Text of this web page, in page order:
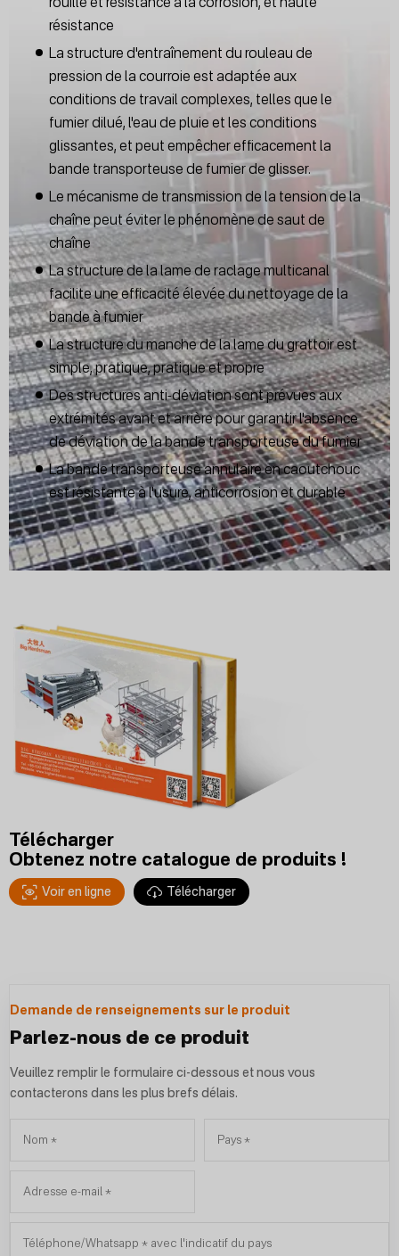
résistance
La structure d'entraînement du rouleau de
pression de la courroie est adaptée aux
conditions de travail complexes, telles que le
fumier dilué, l'eau de pluie et les conditions
glissantes, et peut empêcher efficacement la
bande transporteuse de fumier de glisser.
Le mécanisme de transmission de la tension de la
chaîne peut éviter le phénomène de saut de
chaîne
La structure de la lame de raclage multicanal
facilite une efficacité élevée du nettoyage de la
bande à fumier
La structure du manche de la lame du grattoir est
simple, pratique, pratique et propre
Des structures anti-déviation sont prévues aux
extrémités avant et arrière pour garantir l'absence
de déviation de la bande transporteuse du fumier
La bande transporteuse annulaire en caoutchouc
est résistante à l'usure, anticorrosion et durable
Télécharger
Obtenez notre catalogue de produits !
Voir en ligne Télécharger
Demande de renseignements sur le produit
Parlez-nous de ce produit
Veuillez remplir le formulaire ci-dessous et nous vous
contacterons dans les plus brefs délais.